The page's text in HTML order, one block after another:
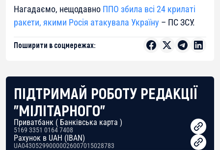
Нагадаємо, нещодавно ППО збила всі 24 крилаті
ракети, якими Росія атакувала Україну – ПС ЗСУ.
Поширити в соцмережах:
ПІДТРИМАЙ РОБОТУ РЕДАКЦІЇ
"МІЛІТАРНОГО"
Приватбанк ( Банківська карта )
5169 3351 0164 7408
Рахунок в UAH (IBAN)
UA043052990000026007015028783